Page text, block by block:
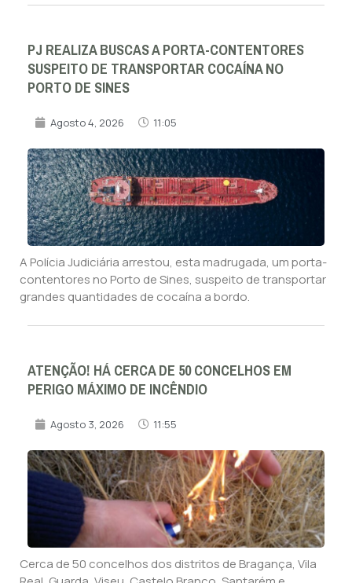
PJ REALIZA BUSCAS A PORTA-CONTENTORES
SUSPEITO DE TRANSPORTAR COCAÍNA NO
PORTO DE SINES
Agosto 4, 2026 11:05
A Polícia Judiciária arrestou, esta madrugada, um porta-
contentores no Porto de Sines, suspeito de transportar
grandes quantidades de cocaína a bordo.
ATENÇÃO! HÁ CERCA DE 50 CONCELHOS EM
PERIGO MÁXIMO DE INCÊNDIO
Agosto 3, 2026 11:55
Cerca de 50 concelhos dos distritos de Bragança, Vila